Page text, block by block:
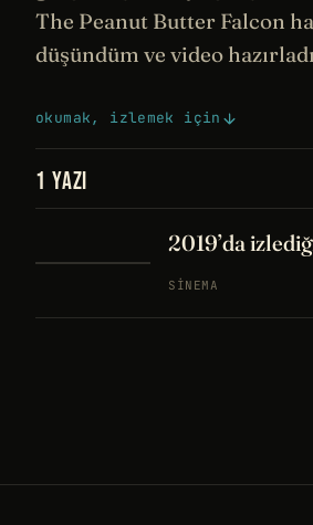
The Peanut Butter Falcon
düşündüm ve video
okumak, izlemek için
1 YAZI
2019’da
SINEMA